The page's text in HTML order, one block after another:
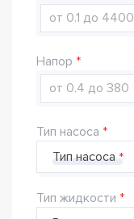
Напор
Тип насоса
Тип насоса
Тип жидкости